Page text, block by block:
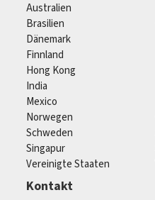
Australien
Brasilien
Dänemark
Finnland
Hong Kong
India
Mexico
Norwegen
Schweden
Singapur
Vereinigte Staaten
Kontakt